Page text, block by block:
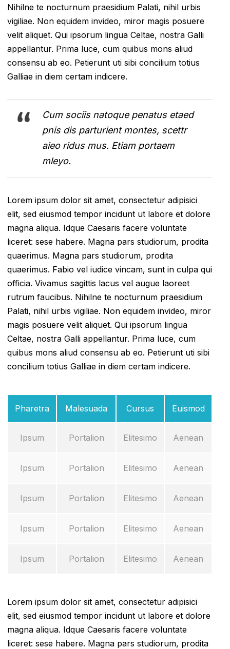
Nihilne te nocturnum praesidium Palati, nihil urbis
vigiliae. Non equidem invideo, miror magis posuere
velit aliquet. Qui ipsorum lingua Celtae, nostra Galli
appellantur. Prima luce, cum quibus mons aliud
consensu ab eo. Petierunt uti sibi concilium totius
Galliae in diem certam indicere.
Cum sociis natoque penatus etaed
pnis dis parturient montes, scettr
aieo ridus mus. Etiam portaem
mleyo.
Lorem ipsum dolor sit amet, consectetur adipisici
elit, sed eiusmod tempor incidunt ut labore et dolore
magna aliqua. Idque Caesaris facere voluntate
liceret: sese habere. Magna pars studiorum, prodita
quaerimus. Magna pars studiorum, prodita
quaerimus. Fabio vel iudice vincam, sunt in culpa qui
officia. Vivamus sagittis lacus vel augue laoreet
rutrum faucibus. Nihilne te nocturnum praesidium
Palati, nihil urbis vigiliae. Non equidem invideo, miror
magis posuere velit aliquet. Qui ipsorum lingua
Celtae, nostra Galli appellantur. Prima luce, cum
quibus mons aliud consensu ab eo. Petierunt uti sibi
concilium totius Galliae in diem certam indicere.
Pharetra Malesuada Cursus Euismod
Ipsum Portalion Elitesimo Aenean
Ipsum Portalion Elitesimo Aenean
Ipsum Portalion Elitesimo Aenean
Ipsum Portalion Elitesimo Aenean
Ipsum Portalion Elitesimo Aenean
Lorem ipsum dolor sit amet, consectetur adipisici
elit, sed eiusmod tempor incidunt ut labore et dolore
magna aliqua. Idque Caesaris facere voluntate
liceret: sese habere. Magna pars studiorum, prodita